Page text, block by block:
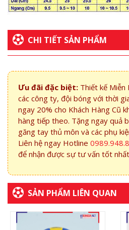
CHI TIẾT SẢN PHẨM
Ưu đãi đặc biệt: Thiết kế Miễn
các công ty, đội bóng với thời
ngay 20% cho Khách Hàng Cũ
hàng tiếp theo. Tặng ngay quả
găng tay thủ môn và các phụ
Liên hệ ngay Hotline
để nhận được sự tư vấn tốt
SẢN PHẨM LIÊN QUAN